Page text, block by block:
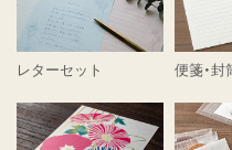
レターセット 便箋・封